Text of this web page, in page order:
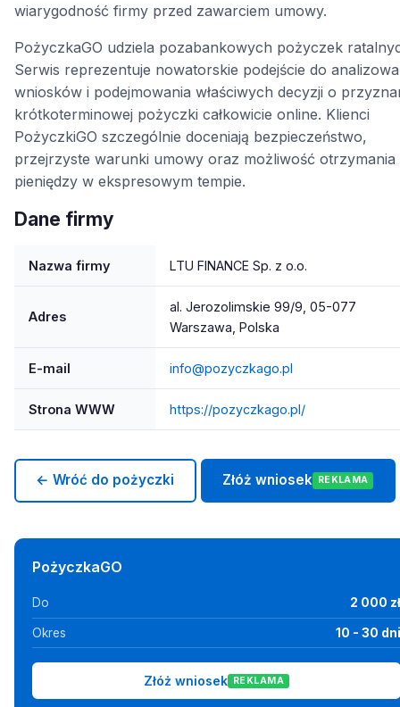
wiarygodność firmy przed zawarciem umowy.
PożyczkaGO udziela pozabankowych pożyczek
Serwis reprezentuje nowatorskie podejście do
wniosków i podejmowania właściwych decyzji o
krótkoterminowej pożyczki całkowicie online. Klienci
PożyczkiGO szczególnie doceniają bezpieczeństwo,
przejrzyste warunki umowy oraz możliwość otrzymania
pieniędzy w ekspresowym tempie.
Dane firmy
Nazwa firmy LTU FINANCE Sp. z o.o.
Adres
al. Jerozolimskie 99/9, 05-077
Warszawa, Polska
E-mail info@pozyczkago.pl
Strona WWW https://pozyczkago.pl/
← Wróć do pożyczki Złóż wniosek REKLAMA
PożyczkaGO
Do 2 000 zł
Okres 10 - 30 dni
Złóż wniosek REKLAMA